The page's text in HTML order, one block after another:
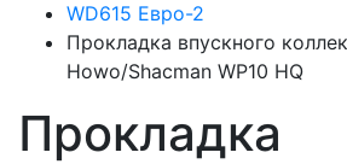
WD615 Евро-2
Прокладка впускного
Howo/Shacman WP10 HQ
Прокладка